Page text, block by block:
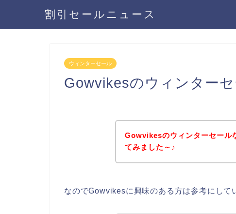
割引セールニュース
ウィンターセール
Gowvikesのウィンター
Gowvikesのウィンターセール
てみました～♪
なのでGowvikesに興味のある方は参考にして